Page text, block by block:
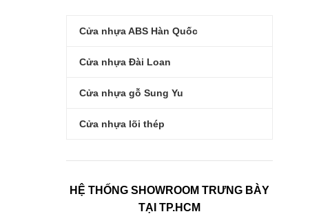
Cửa nhựa ABS Hàn Quốc
Cửa nhựa Đài Loan
Cửa nhựa gỗ Sung Yu
Cửa nhựa lõi thép
HỆ THỐNG SHOWROOM TRƯNG BÀY
TẠI TP.HCM